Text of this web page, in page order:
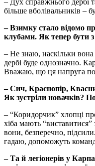
– Дух справжнього дербі
більше вболівальників –
– Взимку стало відомо
клубами. Як тепер бути з
– Не знаю, наскільки
дербі буде однозначно.
Вважаю, що ця напруга
– Сич, Краснопір,
Як зустріли новачків?
– “Коридорчик” хлопці
хіба мають “виставитися”
вони, безперечно,
гадаю, допоможуть
– Та й легіонерів у